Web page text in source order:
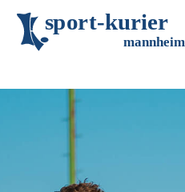
sport-kurier
mannheim